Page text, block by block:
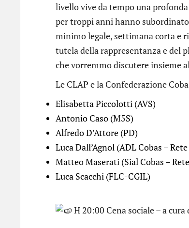
livello vive da tempo una
per troppi anni hanno
minimo legale, settimana corta e
tutela della rappresentanza e del
che vorremmo discutere insieme
Le CLAP e la Confederazione
Elisabetta Piccolotti (AVS)
Antonio Caso (M5S)
Alfredo D’Attore (PD)
Luca Dall’Agnol (ADL Cobas –
Matteo Maserati (Sial Cobas –
Luca Scacchi (FLC-CGIL)
H 20:00 Cena sociale – a